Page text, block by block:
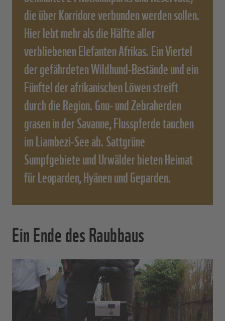
die über Korridore verbunden werden sollen.
Hier lebt mehr als die Hälfte aller
verbliebenen Elefanten Afrikas. Ein Viertel
der gefährdeten Wildhund-Bestände und ein
Fünftel der afrikanischen Löwen streift
durch die Region. Gnu- und Zebraherden
grasen in der Savanne, Flusspferde tauchen
im Liambezi-See ab. Sattgrüne
Sumpfgebiete und Urwälder bieten Heimat
für Leoparden, Hyänen und Geparden.
Ein Ende des Raubbaus